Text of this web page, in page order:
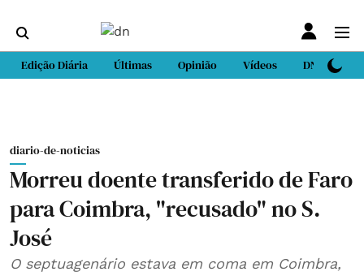
Edição Diária Últimas Opinião Vídeos DN Sport
diario-de-noticias
Morreu doente transferido de Faro
para Coimbra, "recusado" no S.
José
O septuagenário estava em coma em Coimbra,